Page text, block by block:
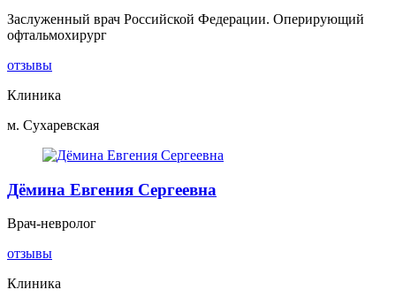
Заслуженный врач Российской Федерации. Оперирующий
офтальмохирург
отзывы
Клиника
м. Сухаревская
Дёмина Евгения Сергеевна
Врач-невролог
отзывы
Клиника